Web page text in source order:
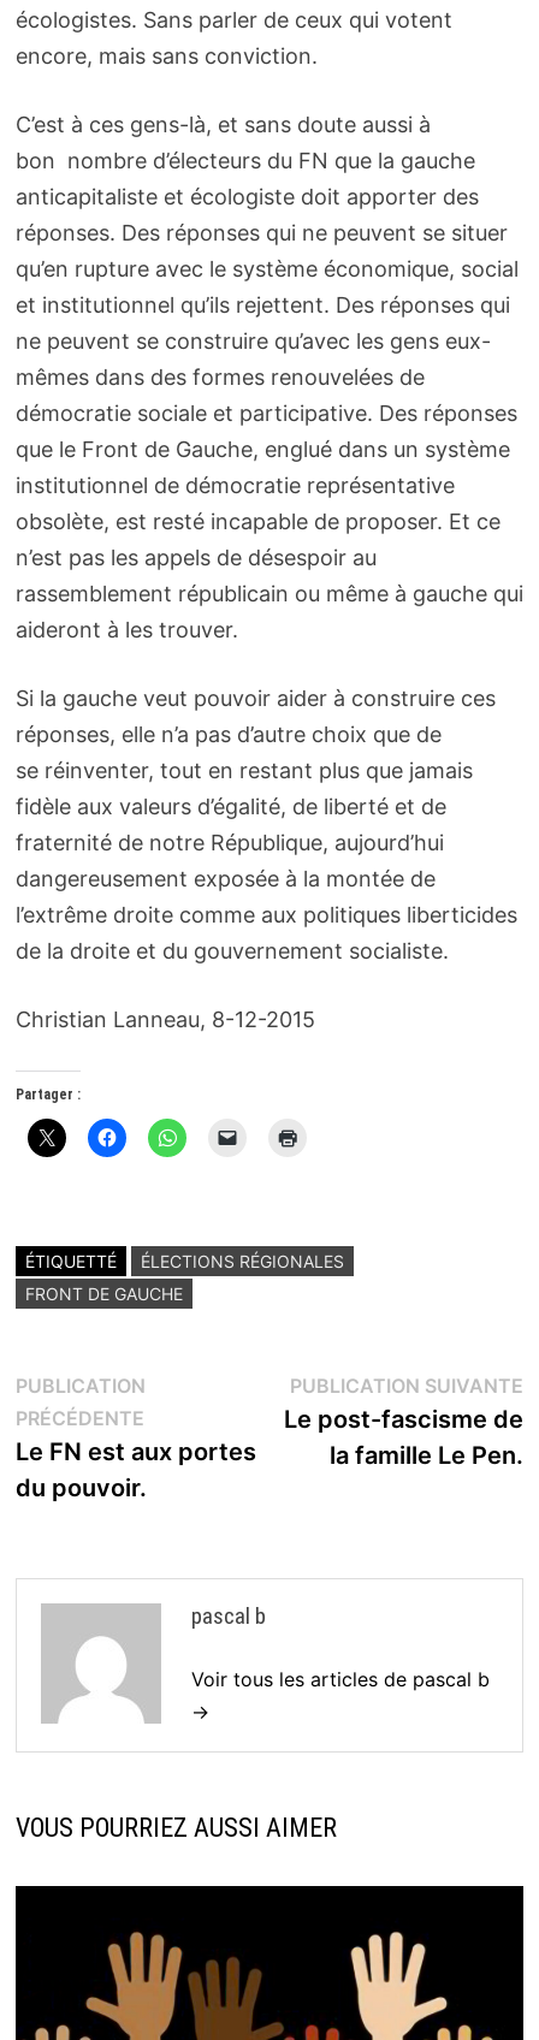
écologistes. Sans parler de ceux qui votent
encore, mais sans conviction.
C’est à ces gens-là, et sans doute aussi à
bon nombre d’électeurs du FN que la gauche
anticapitaliste et écologiste doit apporter des
réponses. Des réponses qui ne peuvent se situer
qu’en rupture avec le système économique, social
et institutionnel qu’ils rejettent. Des réponses qui
ne peuvent se construire qu’avec les gens eux-
mêmes dans des formes renouvelées de
démocratie sociale et participative. Des réponses
que le Front de Gauche, englué dans un système
institutionnel de démocratie représentative
obsolète, est resté incapable de proposer. Et ce
n’est pas les appels de désespoir au
rassemblement républicain ou même à gauche qui
aideront à les trouver.
Si la gauche veut pouvoir aider à construire ces
réponses, elle n’a pas d’autre choix que de
se réinventer, tout en restant plus que jamais
fidèle aux valeurs d’égalité, de liberté et de
fraternité de notre République, aujourd’hui
dangereusement exposée à la montée de
l’extrême droite comme aux politiques liberticides
de la droite et du gouvernement socialiste.
Christian Lanneau, 8-12-2015
Partager :
ÉTIQUETTÉ
ÉLECTIONS RÉGIONALES
FRONT DE GAUCHE
Navigation
de
l’article
PUBLICATION
PRÉCÉDENTEPublication
précédente :
Le FN est aux portes
du pouvoir.
PUBLICATION SUIVANTE
Le post-fascisme de
la famille Le Pen.
pascal b
Voir tous les articles de pascal b
→
VOUS POURRIEZ AUSSI AIMER